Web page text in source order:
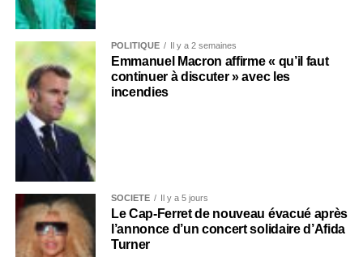
POLITIQUE Il y a 2 semaines
Emmanuel Macron affirme « qu’il faut
continuer à discuter » avec les
incendies
SOCIÉTÉ Il y a 5 jours
Le Cap-Ferret de nouveau évacué après
l’annonce d’un concert solidaire d’Afida
Turner